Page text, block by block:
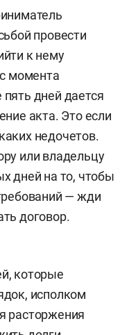
провести
к нему
момента
дней дается
акта. Это если
недочетов.
или владельцу
дней на то, чтобы
— жди
договор.
которые
исполком
расторжения